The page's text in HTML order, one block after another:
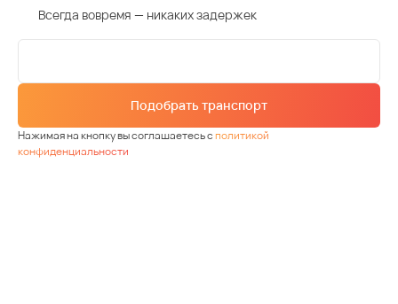
Всегда вовремя — никаких задержек
Подобрать транспорт
Нажимая на кнопку вы соглашаетесь сполитикой
конфиденциальности